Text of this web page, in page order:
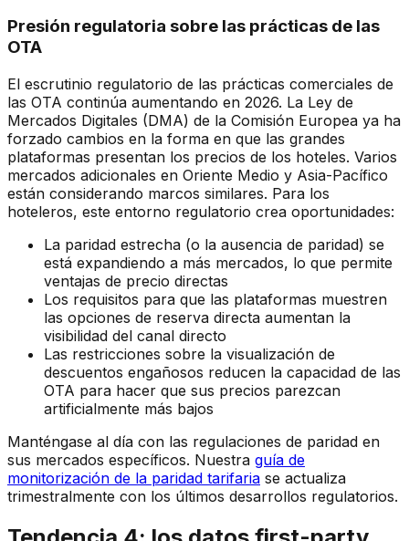
Presión regulatoria sobre las prácticas de las
OTA
El escrutinio regulatorio de las prácticas comerciales de
las OTA continúa aumentando en 2026. La Ley de
Mercados Digitales (DMA) de la Comisión Europea ya ha
forzado cambios en la forma en que las grandes
plataformas presentan los precios de los hoteles. Varios
mercados adicionales en Oriente Medio y Asia-Pacífico
están considerando marcos similares. Para los
hoteleros, este entorno regulatorio crea oportunidades:
La paridad estrecha (o la ausencia de paridad) se
está expandiendo a más mercados, lo que permite
ventajas de precio directas
Los requisitos para que las plataformas muestren
las opciones de reserva directa aumentan la
visibilidad del canal directo
Las restricciones sobre la visualización de
descuentos engañosos reducen la capacidad de las
OTA para hacer que sus precios parezcan
artificialmente más bajos
Manténgase al día con las regulaciones de paridad en
sus mercados específicos. Nuestra guía de
monitorización de la paridad tarifaria se actualiza
trimestralmente con los últimos desarrollos regulatorios.